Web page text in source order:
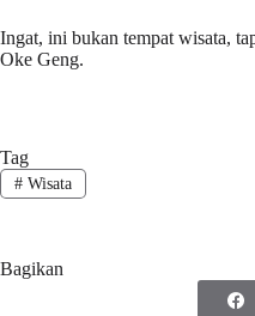
Ingat, ini bukan tempat wisata,
Oke Geng.
Tag
#Wisata
Bagikan